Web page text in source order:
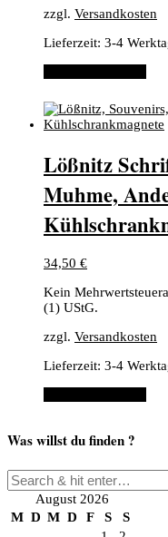
zzgl. Versandkosten
Lieferzeit: 3-4
Lößnitz
Muhme,
34,50 €
Kein
(1) UStG.
zzgl. Versandkosten
Lieferzeit: 3-4
Was willst du finden ?
August 2026
M D M D F S
S